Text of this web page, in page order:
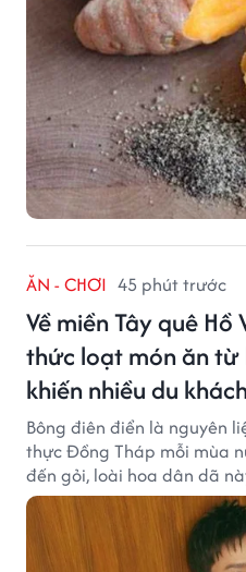
ĂN - CHƠI 45 phút trước
Về miền Tây quê
thức loạt món ăn từ
khiến nhiều du
Bông điên điển là nguyên
thực Đồng Tháp mỗi mùa
đến gỏi, loài hoa dân dã
ngon khiến du khách khó